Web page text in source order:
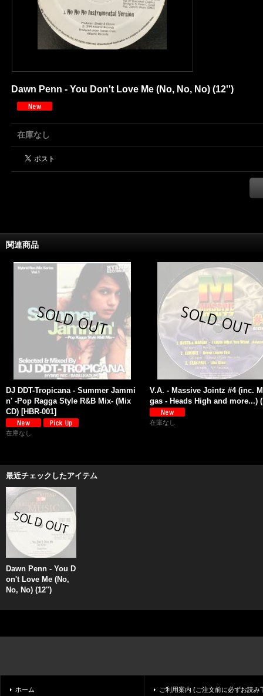
Dawn Penn - You Don't Love Me (No, No, No) (12'')
在庫なし
関連商品
DJ DDT-Tropicana - Summer Jammi
n' -Pop Ragga Style R&B Mix- (Mix
CD) [HBR-001]
在庫なし
V.A. - Massive Jointz #4 (inc.
gas - Heads High and more...)
在庫なし
最近チェックしたアイテム
Dawn Penn - You D
on't Love Me (No,
No, No) (12'')
ホーム
ご利用案内 (ご注文前に必ずお読み